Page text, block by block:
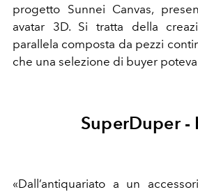
progetto Sunnei Canvas,
avatar 3D. Si tratta della
parallela composta da pezzi
che una selezione di buyer
SuperDuper -
«Dall’antiquariato a un